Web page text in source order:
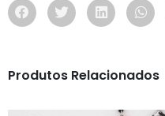
Produtos Relacionados